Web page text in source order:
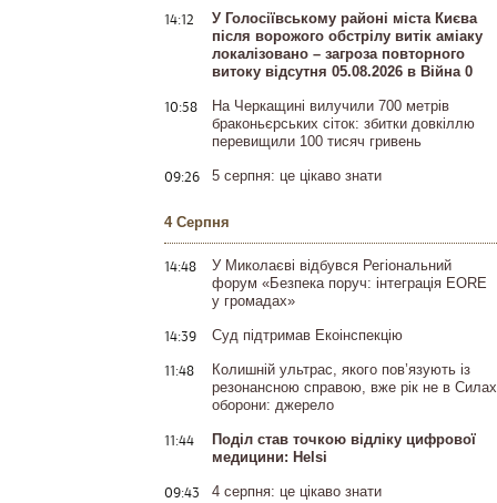
14:12
У Голосіївському районі міста Києва
після ворожого обстрілу витік аміаку
локалізовано – загроза повторного
витоку відсутня 05.08.2026 в Війна 0
10:58
На Черкащині вилучили 700 метрів
браконьєрських сіток: збитки довкіллю
перевищили 100 тисяч гривень
09:26 5 серпня: це цікаво знати
4 Серпня
14:48
У Миколаєві відбувся Регіональний
форум «Безпека поруч: інтеграція EORE
у громадах»
14:39 Суд підтримав Екоінспекцію
11:48
Колишній ультрас, якого пов’язують із
резонансною справою, вже рік не в Силах
оборони: джерело
11:44
Поділ став точкою відліку цифрової
медицини: Helsi
09:43 4 серпня: це цікаво знати